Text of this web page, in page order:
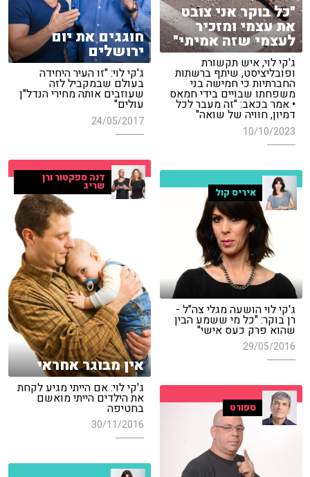
"כל בוקר אני צובט
את עצמי ומזכיר
לעצמי שזה אמיתי"
ג'קי לוי, איש תקשורת
ופובליציסט, שיתף ברשתות
החברתיות כי חמישה בני
משפחתו שבויים בידי חמאס
• אמר בכאב: "זה מעבר לכל
דמיון, חוויה של שואה"
10/10/2023
חוגגים את יום
ירושלים
ג'קי לוי: "זו העיר היחידה
בעולם שבמקביל לזה
שעוזבים אותה מחירי הנדל"ן
עולים"
24/05/2017
דנה ספקטור ורן
שריג
אין מבוגר אחראי
ג'קי לוי: אם הייתי מגיע לקחת
את הילדים הייתי מואשם
בחטיפה
30/11/2016
איריס קול
ג'קי לוי הושעה מגלי צה"ל -
רן בוקר: "כל מי ששמע הבין
שהוא פרק כעס אישי"
29/05/2016
ספורט